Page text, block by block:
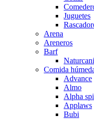
Juguetes
Arena
Areneros
Barf
Comida
Advance
Almo
Alpha
Applaws
Bubi